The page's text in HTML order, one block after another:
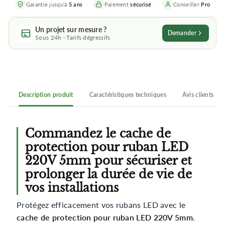
Garantie jusqu'à 5 ans Paiementsécurisé Conseiller Pro
Un projet sur mesure ?
Sous 24h · Tarifs dégressifs
Demander
Description produit Caractéristiques techniques Avis clients
Commandez le cache de
protection pour ruban LED
220V 5mm pour sécuriser et
prolonger la durée de vie de
vos installations
Protégez efficacement vos rubans LED avec le
cache de protection pour ruban LED 220V 5mm.